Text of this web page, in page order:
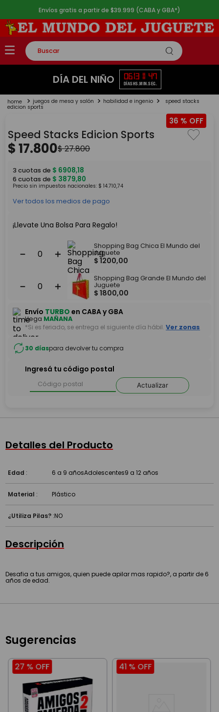
Envíos gratis a partir de $39.999 (CABA y GBA*)
Buscar
TÉRMINOS MÁS BUSCADOS
2.
lego
4
monopatin
5. toy story
DÍA DEL NIÑO 06
DÍAS
13
HS.
11
MIN.
47
SEG.
juegos de mesa y salón habilidad e ingenio speed stacks
edicion sports
36 %
Speed Stacks Edicion Sports
$17.800$27.800
3 cuotas de $ 6908,18
6 cuotas de $ 3879,80
Precio sin impuestos nacionales: $ 14.710,74
Ver todos los medios de pago
¡Llevate Una Bolsa Para Regalo!
＋
－
Shopping Bag Chica El Mundo del
Juguete
$ 1200,00
＋
－
Shopping Bag Grande El Mundo del
Juguete
$ 1800,00
Envío TURBO en CABA y GBA
Llega MAÑANA
*Si es feriado, se entrega el siguiente día hábil. Ver zonas
30 díaspara devolver tu compra
Ingresá tu código postal
Actualizar
Detalles del Producto
Edad : 6 a 9 añosAdolescentes9 a 12 años
Material : Plástico
¿Utiliza Pilas? :NO
Descripción
Desafia a tus amigos, quien puede apilar mas rapido?, a partir de 6
años de edad.
Sugerencias
27 % OFF 41 % OFF